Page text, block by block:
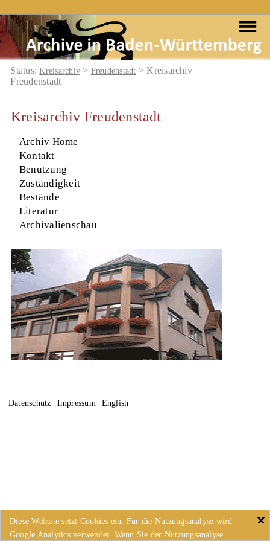
Status:Kreisarchiv> Freudenstadt > Kreisarchiv
Freudenstadt
Kreisarchiv Freudenstadt
Archiv Home
Kontakt
Benutzung
Zuständigkeit
Bestände
Literatur
Archivalienschau
Datenschutz Impressum English
Diese Website setzt Cookies ein. Für die Nutzungsanalyse wird
Google Analytics verwendet. Wenn Sie der Nutzungsanalyse